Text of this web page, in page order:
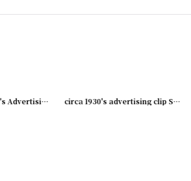
[231003-07]circa 1900's - 1930's Advertising Clip DINE AT.. [231003-06] circa 1930's advertising clip SUNSHINE BISCUIT